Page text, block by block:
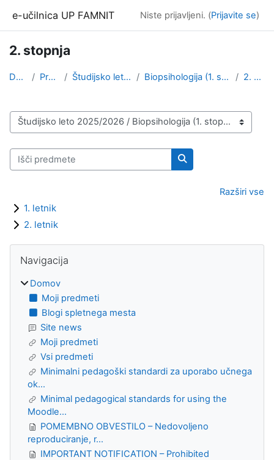
e-učilnica UP FAMNIT Niste prijavljeni. (Prijavite se)
2. stopnja
Domov Predmeti Študijsko leto 2025/2026 Biopsihologija (1. stopnja, 2. stopnja) 2. stopnja
Kategorije predmetov
Išči predmete
Išči predmete
Razširi vse
1. letnik
2. letnik
Bloki
Navigacija
Domov
Moji predmeti
Blogi spletnega mesta
Site news
Moji predmeti
Vsi predmeti
Minimalni pedagoški standardi za uporabo učnega
ok...
Minimal pedagogical standards for using the
Moodle...
POMEMBNO OBVESTILO – Nedovoljeno
reproduciranje, r...
IMPORTANT NOTIFICATION – Prohibited